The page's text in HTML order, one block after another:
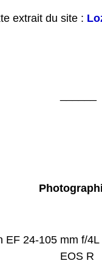
extrait du site :
EF 24-105 mm f/
EOS R